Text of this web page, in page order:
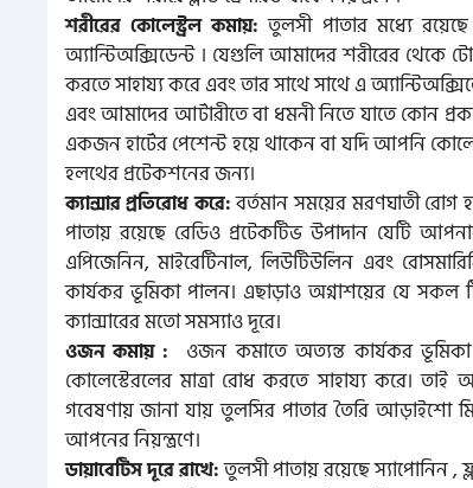
শরীরের কোলেস্ট্রল কমায়: তুলসী পাতার মধ্যে
অ্যান্টিঅক্সিডেন্ট । যেগুলি আমাদের শরীরের থেকে
করতে সাহায্য করে এবং তার সাথে সাথে এ
এবং আমাদের আর্টারীতে বা ধমনী নিতে যাতে কোন
একজন হার্টের পেশেন্ট হয়ে থাকেন বা যদি আপনি
হলথের প্রটেকশনের জন্য।
ক্যান্সার প্রতিরোধ করে:বর্তমান সময়ের মরণঘাতী রোগ
পাতায় রয়েছে রেডিও প্রটেকটিভ উপাদান যেটি
এপিজেনিন, মাইরেটিনাল, লিউটিউলিন এবং
কার্যকর ভূমিকা পালন। এছাড়াও অগ্নাশয়ের যে
ক্যান্সারের মতো সমস্যাও দূরে।
ওজন কমায় : ওজন কমাতে অত্যন্ত কার্যকর
কোলেস্টেরলের মাত্রা রোধ করতে সাহায্য করে।
গবেষণায় জানা যায় তুলসির পাতার তৈরি আড়াইশো
আপনের নিয়ন্ত্রণে।
ডায়াবেটিস দূরে রাখে:তুলসী পাতায় রয়েছে স্যাপোনিন ,